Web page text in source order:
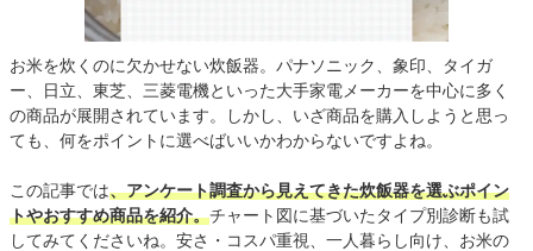
お米を炊くのに欠かせない炊飯器。パナソニック、象印、タイガ
ー、日立、東芝、三菱電機といった大手家電メーカーを中心に多く
の商品が展開されています。しかし、いざ商品を購入しようと思っ
ても、何をポイントに選べばいいかわからないですよね。
この記事では、アンケート調査から見えてきた炊飯器を選ぶポイン
トやおすすめ商品を紹介。チャート図に基づいたタイプ別診断も試
してみてくださいね。安さ・コスパ重視、一人暮らし向け、お米の